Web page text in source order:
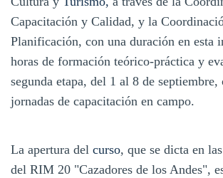
Capacitación y Calidad, y la
Planificación, con una duración en esta
horas de formación teórico-práctica y
segunda etapa, del 1 al 8 de septiembre,
jornadas de capacitación en campo.
La apertura del curso, que se dicta en
del RIM 20 "Cazadores de los Andes",